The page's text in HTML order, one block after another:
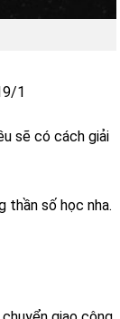
1
sẽ có cách giải
thần số học nha.